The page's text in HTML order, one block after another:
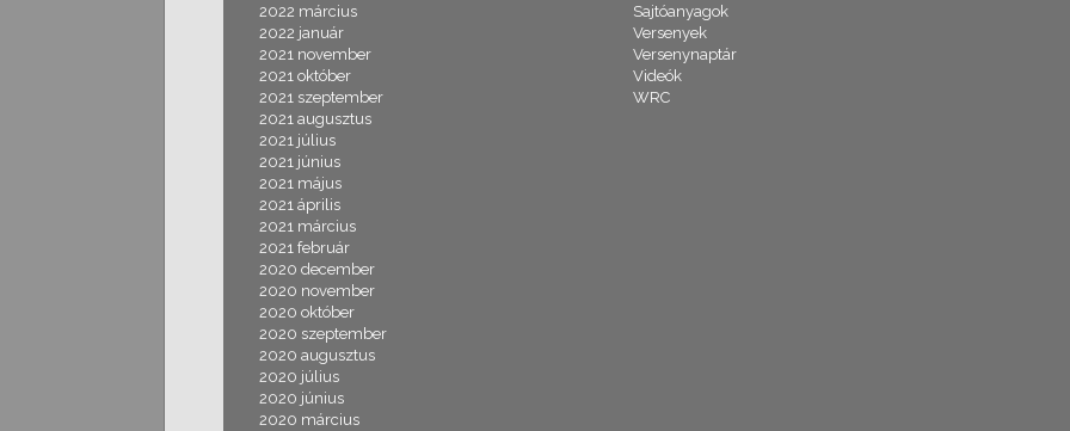
2022 március
2022 január
2021 november
2021 október
2021 szeptember
2021 augusztus
2021 július
2021 június
2021 május
2021 április
2021 március
2021 február
2020 december
2020 november
2020 október
2020 szeptember
2020 augusztus
2020 július
2020 június
2020 március
Sajtóanyagok
Versenyek
Versenynaptár
Videók
WRC